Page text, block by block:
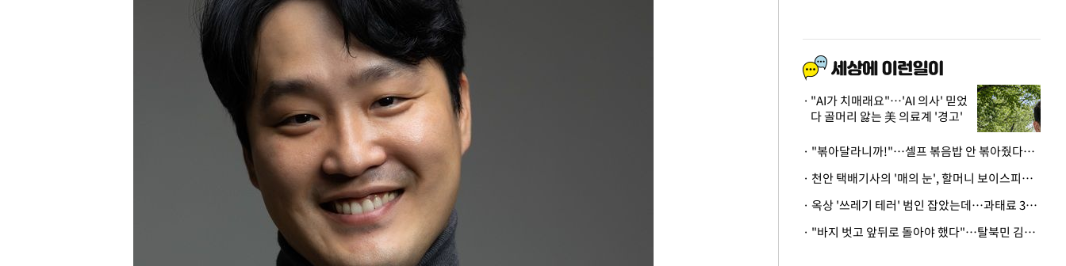
[단독]중수청 지원 검사들, 정원 초과 시 낮은 계급 임용…희망지 못
낮 최고 37도 찜통더위…곳곳 소나기·강원 많은 비[내일날씨]
SK하이닉스, 용인·청주 팹에 54조 투자…"AI 메모리 수요 선제 대
여자배구 이재영·이다영 자매, 아제르바이잔 투란VC 입단
외국인 심판 성 접대 7경기 들여다보니…한국 축구 '5승 2무'
[속보]코스닥, 2.86포인트(0.36%) 내린 798.81마감
[속보]코스피, 6200선 약보합…0.60% 내린 6258.77에 마쳐
[속보]원·달러 환율, 7.7원 내린 1416.1원 마감
[속보] 노원서 40.1도 관측…서울, 2018년 이후 첫 40도
[속보]종합특검, '계엄 수용공간 확보' 신용해 前교정본부장 기소
외신들도 주목한 韓축구 파문…"국민적 공분에 수사 재개"
11시간 압수수색에 성접대 파문까지…'쑥대밭' 된 축구협회
"AI가 치매래요"…'AI 의사' 믿었
다 골머리 앓는 美 의료계 '경고'
· "볶아달라니까!"…셀프 볶음밥 안 볶아줬다고 사장 폭행한 손님
· 천안 택배기사의 '매의 눈', 할머니 보이스피싱 피해 막아
· 옥상 '쓰레기 테러' 범인 잡았는데…과태료 3만원 처분에 숙박업주 허탈
· "바지 벗고 앞뒤로 돌아야 했다"…탈북민 김서아, 기쁨조 검사 수치심 회상